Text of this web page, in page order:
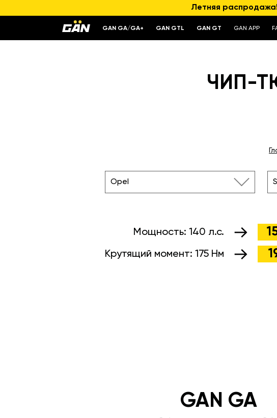
Летняя
GAN GA/GA+ GAN GTL GAN GT GAN APP
ЧИП-
Opel
Мощность: 140 л.с.
Крутящий момент: 175 Нм
GAN GA